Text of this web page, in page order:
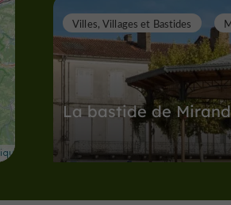
La bastide de
Villes, Villages et Bastides